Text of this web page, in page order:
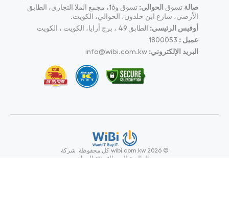
صالة تسوق الحوالي:
تسوق و16، مجمع الملا التجاري، الطابق
الأرضي، شارع ابن خلدون، الحوالي، الكويت.
أوفيس الرئيسي: الطابق 49 ، برج أرايا، الكويت ، الكويت
عميل : 1800053
البريد الإلكتروني: info@wibi.com.kw
© wibi.com.kw 2026 كل محفوظة. شركة
ويبي العالمية للبيع بالتجزئة للحواسيب